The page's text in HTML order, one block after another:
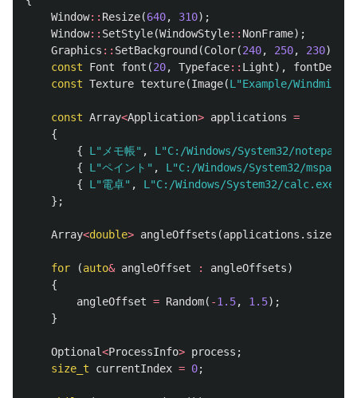
Window:: Resize(640, 310);
Window:: SetStyle(WindowStyle:: NonFrame);
Graphics :: SetBackground (Color(240, 250, 230));
const
Font font (20, Typeface:: Light), fontDesc
const Texture texture(Image(L"Example/
const Array<Application> applications =
{
{
L"メモ帳" ,
L"C:/Windows/System32/
{
L"ペイント" ,
L"C:/Windows/System32/
{
L"電卓" , L"C:/Windows/System32/calc.exe"
};
Array<double> angleOffsets (applications . size
for (auto& angleOffset : angleOffsets)
{
angleOffset = Random( -1.5, 1.5);
}
Optional<ProcessInfo> process ;
size_t
currentIndex = 0;